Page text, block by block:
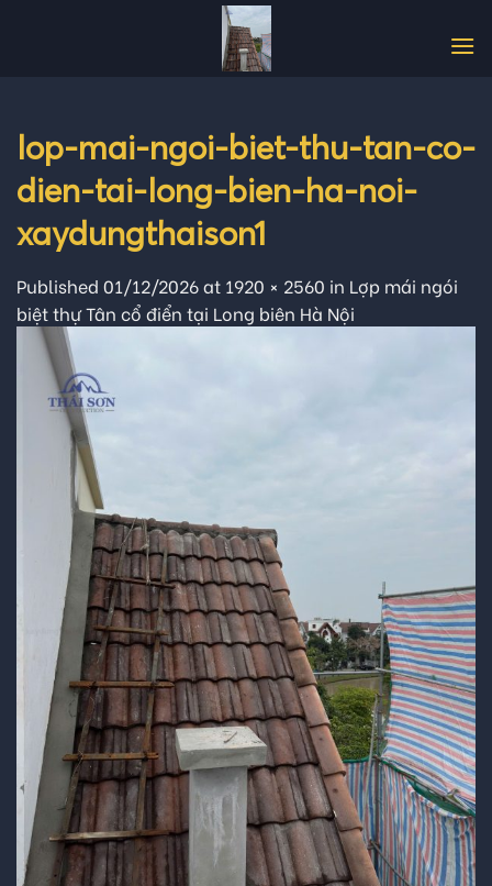
lop-mai-ngoi-biet-thu-tan-co-
dien-tai-long-bien-ha-noi-
xaydungthaison1
Published 01/12/2026at 1920 × 2560 in Lợp mái ngói
biệt thự Tân cổ điển tại Long biên Hà Nội